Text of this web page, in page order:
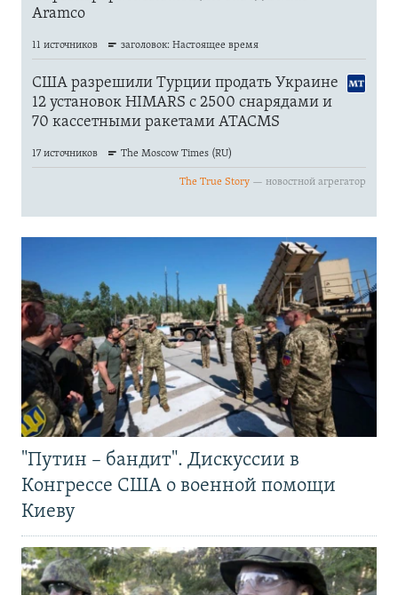
"Путин – бандит". Дискуссии в
Конгрессе США о военной помощи
Киеву